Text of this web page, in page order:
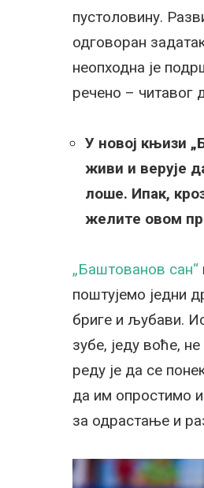
пустоловину.
одговоран
неопходна је
речено – читавог
У новој књизи
живи и верује
лоше. Ипак,
желите овом
„Баштованов сан“
поштујемо једни
бриге и љубави.
зубе, једу воће,
реду је да се
да им опростимо
за одрастање и